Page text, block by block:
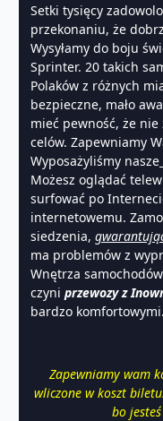
Setki tysięcy
przekonaniu, że
Wysyłamy do boju
Sprinter. 20 takich
Polaków z różnych
bezpieczne, mało
mieć pewność, że
celów. Zapewniamy
Wyposażyliśmy nasze
Możesz oglądać
surfować po
internetowemu.
siedzenia,
ma problemów z
Wnętrza
czyni przewozy z
bardzo komfortowymi.
Zapewniamy wam
wliczone w koszt
bo